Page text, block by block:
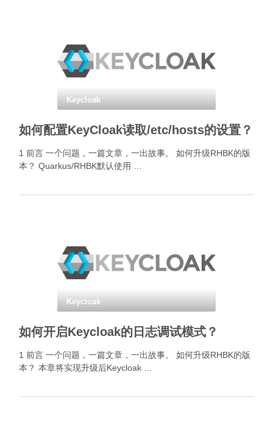
Keycloak
如何配置KeyCloak读取/etc/hosts的设置？
1 前言 一个问题，一篇文章，一出故事。 如何升级RHBK的版
本？ Quarkus/RHBK默认使用 …
Keycloak
如何开启Keycloak的日志调试模式？
1 前言 一个问题，一篇文章，一出故事。 如何升级RHBK的版
本？ 本章将实现升级后Keycloak …